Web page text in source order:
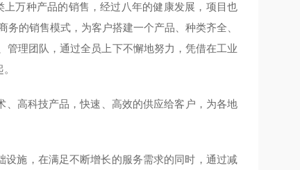
万种产品的销售，经过八年的健康发展，项目也
的销售模式，为客户搭建一个产品、种类齐全、
管理团队，通过全员上下不懈地努力，凭借在工业
高科技产品，快速、高效的供应给客户，为各地
施，在满足不断增长的服务需求的同时，通过减